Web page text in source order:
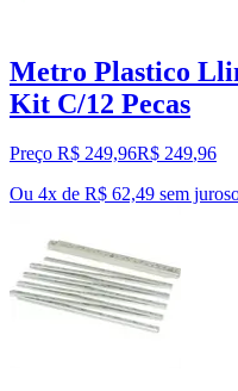
Metro Plastico
Kit C/12 Pecas
Preço R$ 249,96R$ 249,96
Ou 4x de R$ 62,49 sem juros